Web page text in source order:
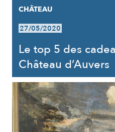
CHÂTEAU
27/05/2020
Le top 5 des
Château d’Auvers